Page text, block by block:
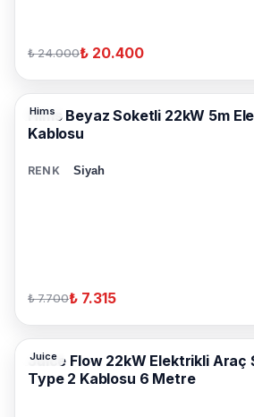
₺ 24.000₺ 20.400
Hims
Hims Beyaz Soketli 22kW 5m
Kablosu
RENK
₺ 7.700₺ 7.315
Juice
Juice Flow 22kW Elektrikli Araç
Type 2 Kablosu 6 Metre